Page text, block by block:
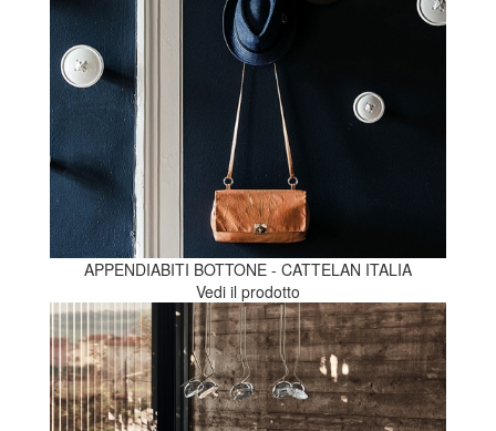
APPENDIABITI BOTTONE - CATTELAN ITALIA
Vedi il prodotto